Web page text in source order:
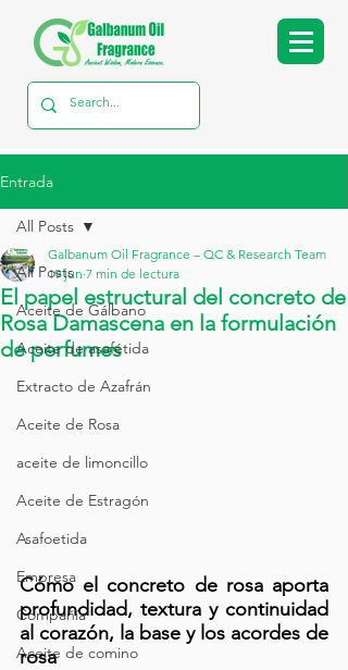
Entrada
All Posts
Aceite de Gálbano
Aceite de asafétida
Extracto de Azafrán
Aceite de Rosa
aceite de limoncillo
Aceite de Estragón
Asafoetida
Empresa
Compañía
Aceite de comino
All Posts
El papel estructural del concreto de
Rosa Damascena en la formulación
de perfumes
Galbanum Oil Fragrance – QC & Research Team
19 jun 7 min de lectura
Cómo el concreto de rosa aporta
profundidad, textura y continuidad
al corazón, la base y los acordes de
rosa